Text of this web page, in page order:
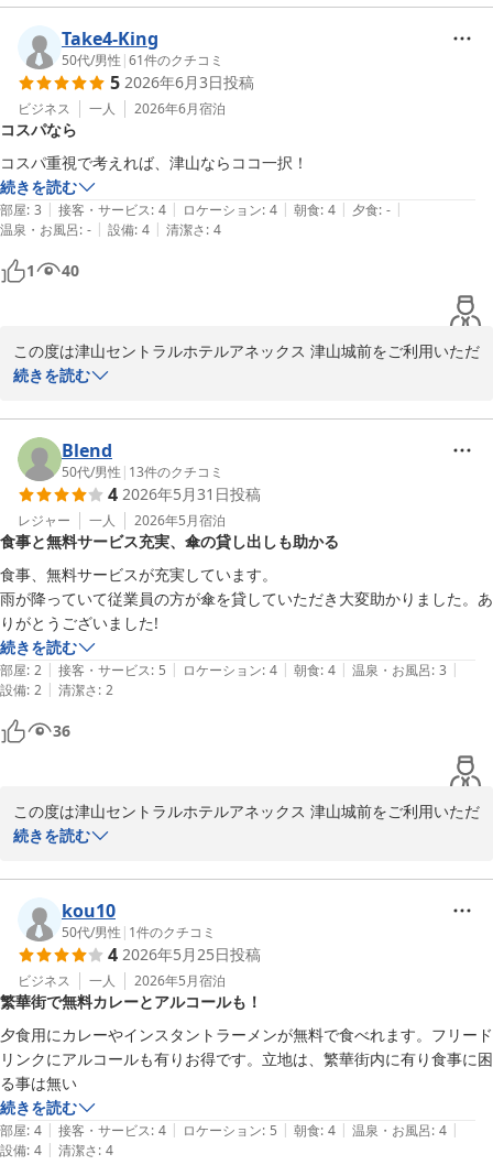
ープ）
2026-06-19
（※丼はお1人様1種類のみ）を
夜7時から9時までご提供しております。
また、ドリンクサーバー（ソフトドリンクやアルコール割り対応）
は
16時から24時までご利用いただけます。
ミニラーメン、スープ各種、紅茶、コーヒーなどもご用意しており
ます。
どうぞご滞在中にご利用くださいませ。
さらに、客室にはスマートテレビを導入しており、
津山セントラルホテルアネックス津山城前
〜全国約160店舗展開中のBBHホテルグループ！〜
【駐車場無料】★高橋英樹＆真麻一押しプラン★朝食無料バイキン
グ＆ハッピーアワー大好評
津山セントラルホテル アネックス 津山城前（ＢＢＨホテルグル
ープ）
2026-06-19
ドリンクサービスにつきまして「最高」とのお言葉を頂戴し、大変
嬉しく存じます。
特にアルコールを含むドリンクサービスは、多くのお客様にご好評
をいただいております。
今後も快適にお過ごしいただけるホテルづくりと、価格以上にご満
足いただけるサービスの提供に努めてまいります。
また津山へお越しの際は、ぜひご利用くださいませ。
※当館では、無料の軽食サービスを開始しました。
カレー（※数量限定）、すき焼き丼・親子丼・牛丼・中華丼の4種
また、ドリンクサーバー（ソフトドリンクやアルコール割り対応）
16時から24時までご利用いただけます。
ミニラーメン、スープ各種、紅茶、コーヒーなどもご用意しており
ます。
どうぞご滞在中にご利用くださいませ。
さらに、客室にはスマートテレビを導入しており、
YouTubeなどのネット動画もお楽しみいただけます。
ぜひごゆっくりとお過ごしください。
津山セントラルホテルアネックス津山城前
フロント　平岡
〜全国約160店舗展開中のBBHホテルグループ！〜
【連泊限定】【駐車場無料】お得！客室清掃不要プラン★朝食無料
バイキング＆ハッピーアワー大好評
津山セントラルホテル アネックス 津山城前（ＢＢＨホテルグル
2026-06-11
Take4-King
50代/男性 |61件のクチコミ
5 2026年6月3日投稿
ビジネス 一人 2026年6月宿泊
コスパなら
コスパ重視で考えれば、津山ならココ一択！
続きを読む
部屋: 3 | 接客・サービス: 4 | ロケーション: 4 | 朝食: 4 | 夕食: - |
温泉・お風呂: - | 設備: 4 | 清潔さ: 4
1 40
この度は津山セントラルホテルアネックス 津山城前をご利用いただ
き、誠にありがとうございます。
「コスパ重視で考えれば、津山ならココ一択」とのお言葉を頂戴
し、スタッフ一同大変嬉しく存じます。
今後も価格以上にご満足いただけるサービスと、快適にお過ごしい
ただける環境づくりに努めてまいります。
また津山へお越しの際は、ぜひご利用くださいませ。
※当館では、無料の軽食サービスを開始しました。
カレー（※数量限定）、すき焼き丼・親子丼・牛丼・中華丼の4種
（※丼はお1人様1種類のみ）を
夜7時から9時までご提供しております。
また、ドリンクサーバー（ソフトドリンクやアルコール割り対応）
ミニラーメン、スープ各種、紅茶、コーヒーなどもご用意しており
どうぞご滞在中にご利用くださいませ。
さらに、客室にはスマートテレビを導入しており、
YouTubeなどのネット動画もお楽しみいただけます。
ぜひごゆっくりとお過ごしください。
津山セントラルホテルアネックス津山城前
フロント　平岡
〜全国約160店舗展開中のBBHホテルグループ！〜
【駐車場無料】★高橋英樹＆真麻一押しプラン★朝食無料バイキン
続きを読む
Blend
50代/男性 | 13件のクチコミ
4 2026年5月31日投稿
レジャー 一人 2026年5月宿泊
食事と無料サービス充実、傘の貸し出しも助かる
食事、無料サービスが充実しています。
雨が降っていて従業員の方が傘を貸していただき大変助かりました。あ
りがとうございました!
続きを読む
部屋: 2 | 接客・サービス: 5 | ロケーション: 4 | 朝食: 4 | 温泉・お風呂: 3 |
設備: 2 | 清潔さ: 2
36
この度は津山セントラルホテルアネックス 津山城前をご利用いただ
き、誠にありがとうございます。
食事や館内の無料サービスにつきましてご満足いただけたとのお言
葉を頂戴し、大変嬉しく存じます。
また、雨天時の傘の貸し出しがお役に立てたとのこと、何よりでご
ざいます。
スタッフの対応についても温かいお言葉をいただき、スタッフ一同
大変励みになります。
今後もお客様に快適にお過ごしいただけるよう、サービス向上に努
めてまいります。
また津山へお越しの際は、ぜひご利用くださいませ。
続きを読む
kou10
50代/男性 | 1件のクチコミ
4 2026年5月25日投稿
ビジネス 一人 2026年5月宿泊
繁華街で無料カレーとアルコールも！
夕食用にカレーやインスタントラーメンが無料で食べれます。フリード
リンクにアルコールも有りお得です。立地は、繁華街内に有り食事に困
る事は無い
続きを読む
部屋: 4 | 接客・サービス: 4 | ロケーション: 5 | 朝食: 4 | 温泉・お風呂: 4 |
設備: 4 | 清潔さ: 4